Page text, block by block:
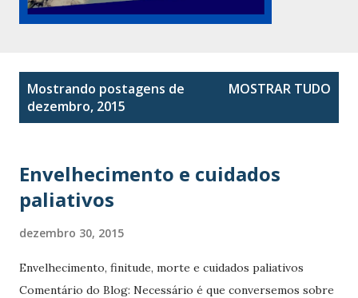
Mostrando postagens de
dezembro, 2015
MOSTRAR TUDO
Envelhecimento e cuidados
paliativos
dezembro 30, 2015
Envelhecimento, finitude, morte e cuidados paliativos
Comentário do Blog: Necessário é que conversemos sobre